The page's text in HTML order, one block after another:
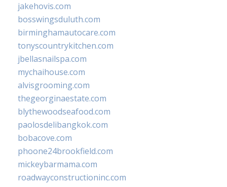
jakehovis.com
bosswingsduluth.com
birminghamautocare.com
tonyscountrykitchen.com
jbellasnailspa.com
mychaihouse.com
alvisgrooming.com
thegeorginaestate.com
blythewoodseafood.com
paolosdelibangkok.com
bobacove.com
phoone24brookfield.com
mickeybarmama.com
roadwayconstructioninc.com